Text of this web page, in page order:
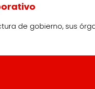
de gobierno, sus
descargar la